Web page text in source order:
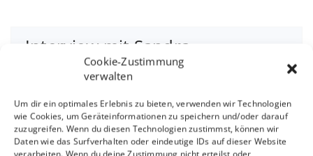
Cookie-Zustimmung
verwalten
Um dir ein optimales Erlebnis zu bieten, verwenden wir Technologien
wie Cookies, um Geräteinformationen zu speichern und/oder darauf
zuzugreifen. Wenn du diesen Technologien zustimmst, können wir
Daten wie das Surfverhalten oder eindeutige IDs auf dieser Website
verarbeiten. Wenn du deine Zustimmung nicht erteilst oder
Interview mit Sandra
Linsenmayer
Klicke hier, um Marketing-Cookies zu